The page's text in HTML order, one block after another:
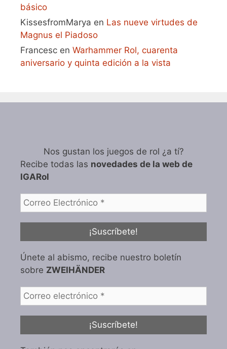
básico
KissesfromMarya en Las nueve virtudes de
Magnus el Piadoso
Francesc en Warhammer Rol, cuarenta
aniversario y quinta edición a la vista
Nos gustan los juegos de rol ¿a tí?
Recibe todas las novedades de la web de
IGARol
Únete al abismo, recibe nuestro boletín
sobre ZWEIHÄNDER